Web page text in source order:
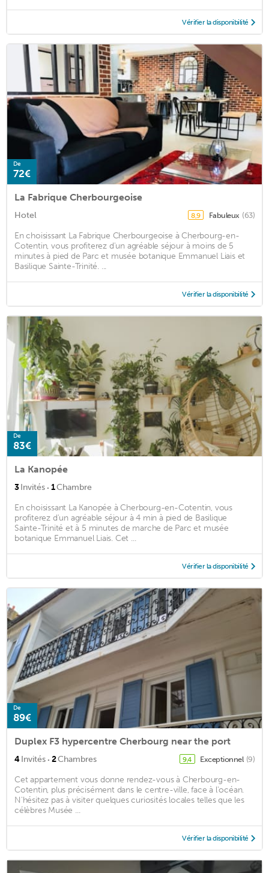
Vérifier la disponibilité
De
72€
La Fabrique Cherbourgeoise
Hotel 8,9 Fabuleux (63)
En choisissant La Fabrique Cherbourgeoise à Cherbourg-en-
Cotentin, vous profiterez d'un agréable séjour à moins de 5
minutes à pied de Parc et musée botanique Emmanuel Liais et
Basilique Sainte-Trinité. ...
Vérifier la disponibilité
De
83€
La Kanopée
3Invités · 1Chambre
En choisissant La Kanopée à Cherbourg-en-Cotentin, vous
profiterez d'un agréable séjour à 4 min à pied de Basilique
Sainte-Trinité et à 5 minutes de marche de Parc et musée
botanique Emmanuel Liais. Cet ...
Vérifier la disponibilité
De
89€
Duplex F3 hypercentre Cherbourg near the port
4Invités · 2Chambres 9,4 Exceptionnel (9)
Cet appartement vous donne rendez-vous à Cherbourg-en-
Cotentin, plus précisément dans le centre-ville, face à l'océan.
N'hésitez pas à visiter quelques curiosités locales telles que les
célèbres Musée ...
Vérifier la disponibilité